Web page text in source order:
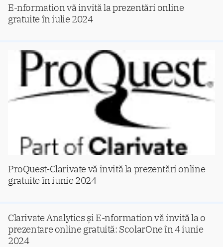
E-nformation vă invită la prezentări online
gratuite în iulie 2024
ProQuest-Clarivate vă invită la prezentări online
gratuite în iunie 2024
Clarivate Analytics și E-nformation vă invită la o
prezentare online gratuită: ScolarOne în 4 iunie
2024